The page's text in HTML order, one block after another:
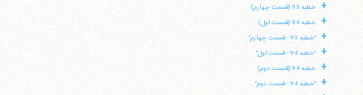
+ خطبه 93 (قسمت چهارم)
+ خطبه 94 (قسمت اول)
+ "خطبه 93 - قسمت چهارم"
+ "خطبه 94 - قسمت اول"
+ خطبه 94 (قسمت دوم)
+ "خطبه 94 - قسمت دوم"